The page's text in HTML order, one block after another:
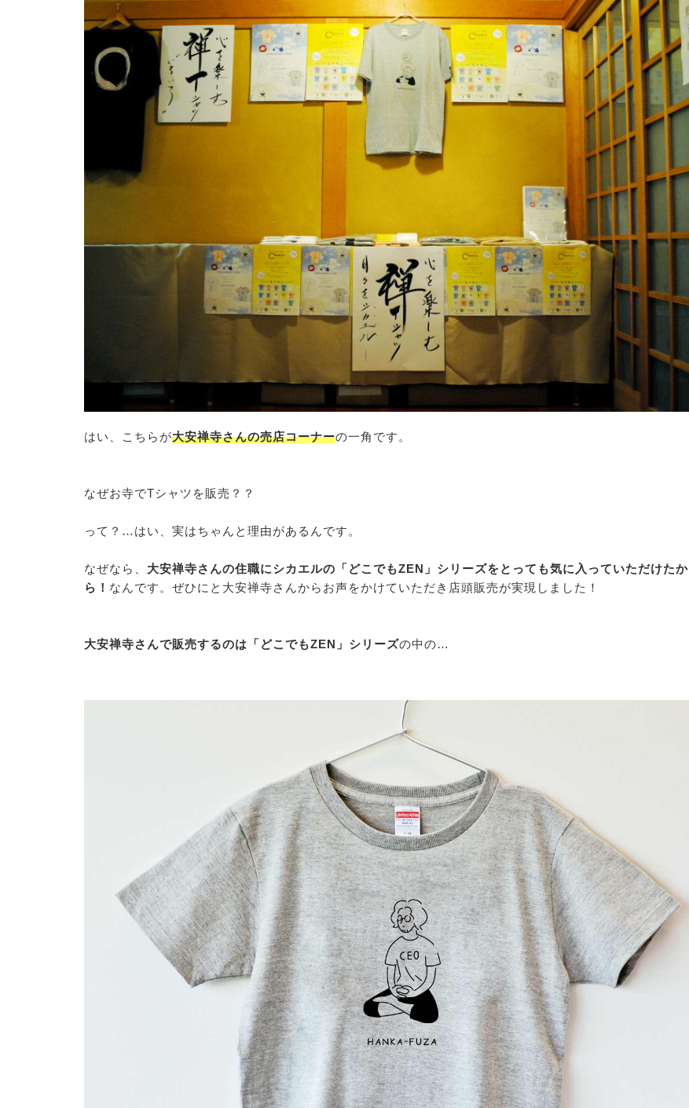
はい、こちらが大安禅寺さんの売店コーナーの一角です。
なぜお寺でTシャツを販売？？
って？…はい、実はちゃんと理由があるんです。
なぜなら、 大安禅寺さんの住職にシカエルの「どこでもZEN」シリーズをとっても気に入っていただけたか
ら！ なんです。ぜひにと大安禅寺さんからお声をかけていただき店頭販売が実現しました！
大安禅寺さんで販売するのは「どこでもZEN」シリーズの中の…